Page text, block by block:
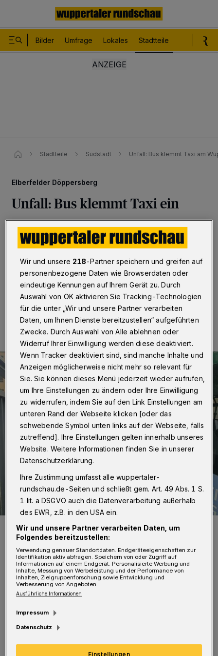
Bilder Umfrage Lokales Stadtteile
Stadtteile Südstadt Unfall: Bus klemmt Taxi am
Elberfelder Döppersberg
Unfall: Bus klemmt Taxi ein
Wuppertal·Am Elberfelder Döppersberg hat sich am
Montagnachmittag (23. Mai 2022) um kurz vor 17 Uhr
ein Verkehrsunfall ereignet, in den ein Linienbus der
Wuppertaler Stadtwerke (WSW) und ein Taxi
verwickelt waren.
23.05.2022 , 17:30 Uhr Eine Minute Lesezeit
Das Taxi musste abgeschleppt werden.
Foto: Christoph Petersen
N ach ersten Ermittlungen der Polizei war
der Bus bei der Ausfahrt vom
Busbahnhof in Richtung Dessauer Straße aus
noch ungeklärter Ursache auf die
Wir und unsere 218-Partner speichern und greifen auf
personenbezogene Daten wie Browserdaten oder
eindeutige Kennungen auf Ihrem Gerät zu. Durch
Auswahl von OK aktivieren Sie Tracking-Technologien
für die unter „Wir und unsere Partner verarbeiten
Daten, um Ihnen Dienste bereitzustellen“ aufgeführten
Zwecke. Durch Auswahl von Alle ablehnen oder
Widerruf Ihrer Einwilligung werden diese deaktiviert.
Wenn Tracker deaktiviert sind, sind manche Inhalte und
Anzeigen möglicherweise nicht mehr so relevant für
Sie. Sie können dieses Menü jederzeit wieder aufrufen,
um Ihre Einstellungen zu ändern oder Ihre Einwilligung
zu widerrufen, indem Sie auf den Link Einstellungen am
unteren Rand der Webseite klicken [oder das
schwebende Symbol unten links auf der Webseite, falls
zutreffend]. Ihre Einstellungen gelten innerhalb unseres
Website. Weitere Informationen finden Sie in unserer
Datenschutzerklärung.
Ihre Zustimmung umfasst alle wuppertaler-
rundschau.de-Seiten und schließt gem. Art. 49 Abs. 1 S.
1 lit. a DSGVO auch die Datenverarbeitung außerhalb
des EWR, z.B. in den USA ein.
Wir und unsere Partner verarbeiten Daten, um
Folgendes bereitzustellen:
Verwendung genauer Standortdaten. Endgeräteeigenschaften zur
Identifikation aktiv abfragen. Speichern von oder Zugriff auf
Informationen auf einem Endgerät. Personalisierte Werbung und
Inhalte, Messung von Werbeleistung und der Performance von
Inhalten, Zielgruppenforschung sowie Entwicklung und
Verbesserung von Angeboten.
Ausführliche Informationen
Impressum
Datenschutz
Einstellungen